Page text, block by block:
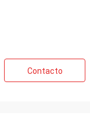
de
Contacto